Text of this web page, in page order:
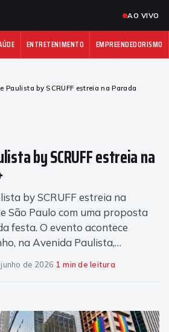
AO VIVO
ENTRETENIMENTO EMPREENDEDORISMO
Paulista by SCRUFF estreia na Parada
by SCRUFF estreia na
by SCRUFF estreia na
São Paulo com uma proposta
festa. O evento acontece
na Avenida Paulista,…
de 2026·1 min de leitura